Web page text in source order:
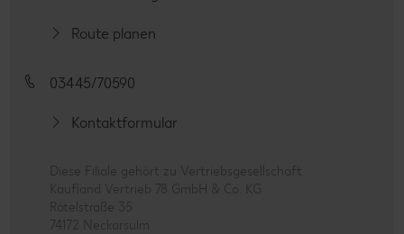
Route planen
03445/70590
Kontaktformular
Diese Filiale gehört zu Vertriebsgesellschaft
Kaufland Vertrieb 78 GmbH & Co. KG
Rötelstraße 35
74172 Neckarsulm